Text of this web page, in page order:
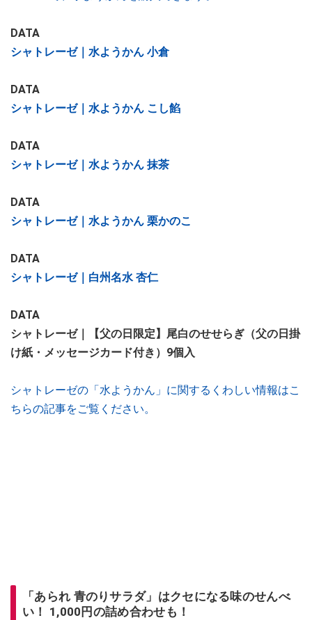
DATA
シャトレーゼ｜水ようかん 小倉
DATA
シャトレーゼ｜水ようかん こし餡
DATA
シャトレーゼ｜水ようかん 抹茶
DATA
シャトレーゼ｜水ようかん 栗かのこ
DATA
シャトレーゼ｜白州名水 杏仁
DATA
シャトレーゼ｜【父の日限定】尾白のせせらぎ（父の日掛
け紙・メッセージカード付き）9個入
シャトレーゼの「水ようかん」に関するくわしい情報はこ
ちらの記事をご覧ください。
「あられ 青のりサラダ」はクセになる味のせんべ
い！ 1,000円の詰め合わせも！